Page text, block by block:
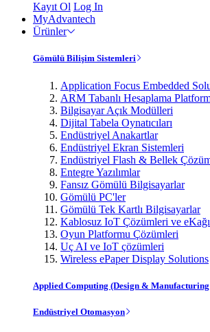
Kayıt Ol Log In
MyAdvantech
Ürünler
Gömülü Bilişim Sistemleri
Application Focus Embedded
ARM Tabanlı Hesaplama
Bilgisayar Açık Modülleri
Dijital Tabela Oynatıcıları
Endüstriyel Anakartlar
Endüstriyel Ekran Sistemleri
Endüstriyel Flash & Bellek
Entegre Yazılımlar
Fansız Gömülü Bilgisayarlar
Gömülü PC'ler
Gömülü Tek Kartlı Bilgisayarlar
Kablosuz IoT Çözümleri ve
Oyun Platformu Çözümleri
Uç AI ve IoT çözümleri
Wireless ePaper Display Solutions
Applied Computing (Design &
Endüstriyel Otomasyon